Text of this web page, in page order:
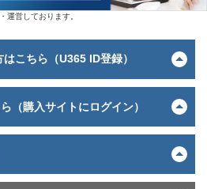
運営しております。
こちら（U365 ID登録）
（購入サイトにログイン）